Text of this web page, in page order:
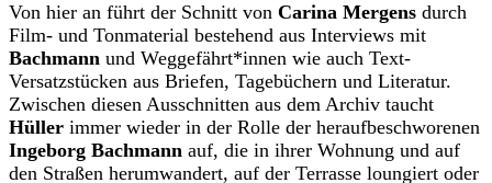
Von hier an führt der Schnitt von Carina Mergens durch
Film- und Tonmaterial bestehend aus Interviews mit
Bachmann und Weggefährt*innen wie auch Text-
Versatzstücken aus Briefen, Tagebüchern und Literatur.
Zwischen diesen Ausschnitten aus dem Archiv taucht
Hüller immer wieder in der Rolle der heraufbeschworenen
Ingeborg Bachmann auf, die in ihrer Wohnung und auf
den Straßen herumwandert, auf der Terrasse loungiert oder